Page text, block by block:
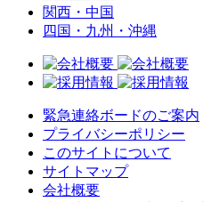
関西・中国
四国・九州・沖縄
緊急連絡ボードのご案内
プライバシーポリシー
このサイトについて
サイトマップ
会社概要